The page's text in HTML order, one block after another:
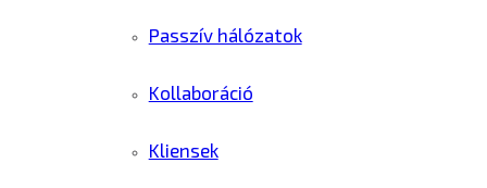
Passzív hálózatok
Kollaboráció
Kliensek